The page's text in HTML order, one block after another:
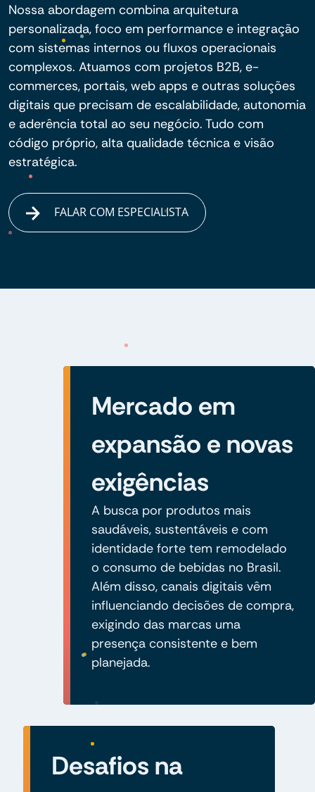
Nossa abordagem combina arquitetura
personalizada, foco em performance e integração
com sistemas internos ou fluxos operacionais
complexos. Atuamos com projetos B2B, e-
commerces, portais, web apps e outras soluções
digitais que precisam de escalabilidade, autonomia
e aderência total ao seu negócio. Tudo com
código próprio, alta qualidade técnica e visão
estratégica.
FALAR COM ESPECIALISTA
Mercado em
expansão e novas
exigências
A busca por produtos mais
saudáveis, sustentáveis e com
identidade forte tem remodelado
o consumo de bebidas no Brasil.
Além disso, canais digitais vêm
influenciando decisões de compra,
exigindo das marcas uma
presença consistente e bem
planejada.
Desafios na